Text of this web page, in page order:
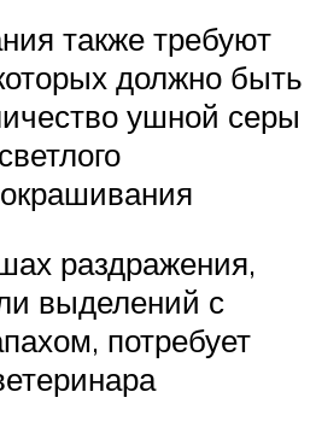
также требуют
должно быть
ушной серы
раздражения,
выделений с
потребует